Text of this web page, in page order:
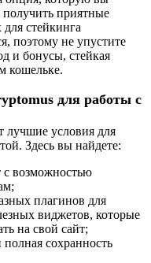
приятные
стейкинга
поэтому не упустите
и бонусы, стейкая
кошельке.
для работы с
лучшие условия для
Здесь вы найдете:
возможностью
плагинов для
виджетов, которые
на свой сайт;
сохранность